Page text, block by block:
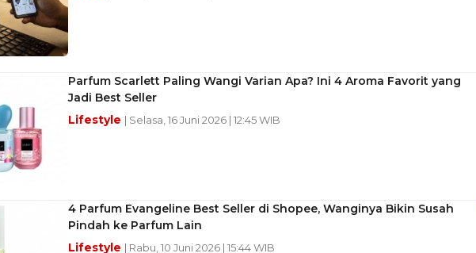
Parfum Scarlett Paling Wangi Varian Apa? Ini 4 Aroma Favorit yang
Jadi Best Seller
Lifestyle | Selasa, 16 Juni 2026 | 12:45 WIB
4 Parfum Evangeline Best Seller di Shopee, Wanginya Bikin Susah
Pindah ke Parfum Lain
Lifestyle | Rabu, 10 Juni 2026 | 15:44 WIB